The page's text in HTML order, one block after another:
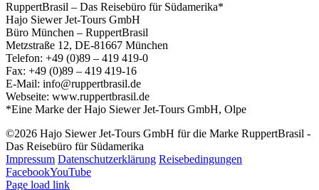
RuppertBrasil – Das Reisebüro für Südamerika*
Hajo Siewer Jet-Tours GmbH
Büro München – RuppertBrasil
Metzstraße 12, DE-81667 München
Telefon: +49 (0)89 – 419 419-0
Fax: +49 (0)89 – 419 419-16
E-Mail: info@ruppertbrasil.de
Webseite: www.ruppertbrasil.de
*Eine Marke der Hajo Siewer Jet-Tours GmbH, Olpe
©2026 Hajo Siewer Jet-Tours GmbH für die Marke RuppertBrasil -
Das Reisebüro für Südamerika
Impressum Datenschutzerklärung Reisebedingungen
FacebookYouTube
Page load link